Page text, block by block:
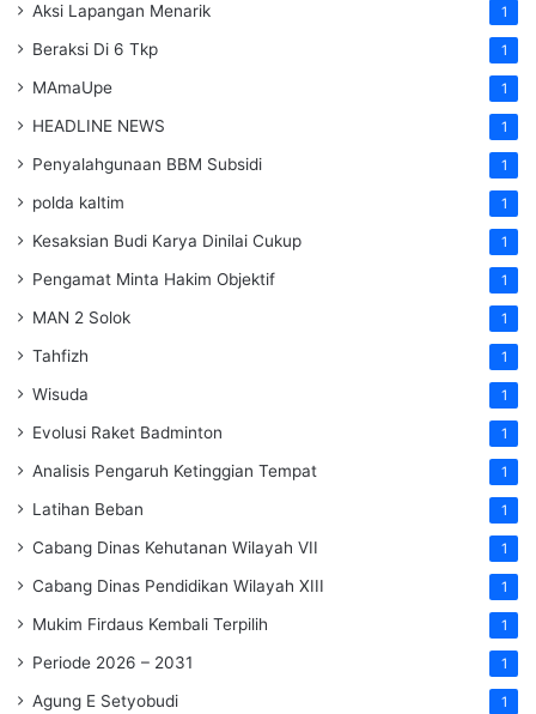
Aksi Lapangan Menarik 1
Beraksi Di 6 Tkp 1
MAmaUpe 1
HEADLINE NEWS 1
Penyalahgunaan BBM Subsidi 1
polda kaltim 1
Kesaksian Budi Karya Dinilai Cukup 1
Pengamat Minta Hakim Objektif 1
MAN 2 Solok 1
Tahfizh 1
Wisuda 1
Evolusi Raket Badminton 1
Analisis Pengaruh Ketinggian Tempat 1
Latihan Beban 1
Cabang Dinas Kehutanan Wilayah VII 1
Cabang Dinas Pendidikan Wilayah XIII 1
Mukim Firdaus Kembali Terpilih 1
Periode 2026 – 2031 1
Agung E Setyobudi 1